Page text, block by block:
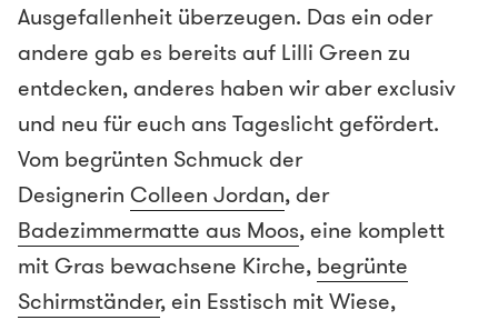
Ausgefallenheit überzeugen. Das ein oder
andere gab es bereits auf Lilli Green zu
entdecken, anderes haben wir aber exclusiv
und neu für euch ans Tageslicht gefördert.
Vom begrünten Schmuck der
Designerin Colleen Jordan, der
Badezimmermatte aus Moos, eine komplett
mit Gras bewachsene Kirche, begrünte
Schirmständer, ein Esstisch mit Wiese,